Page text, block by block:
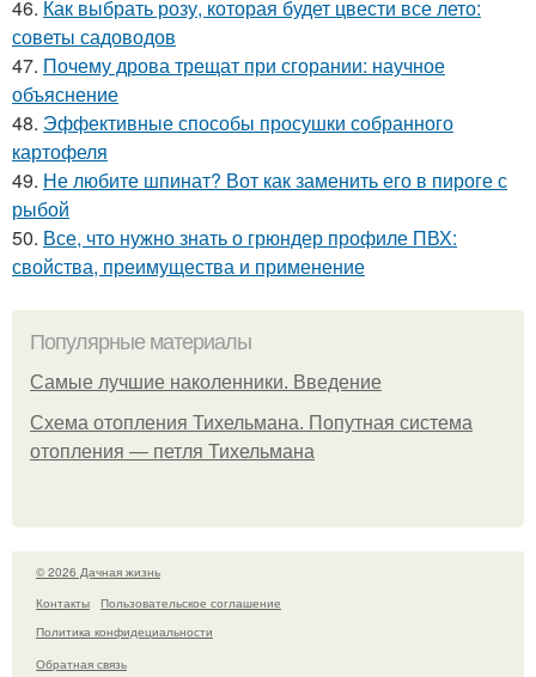
46. Как выбрать розу, которая будет цвести все лето:
советы садоводов
47. Почему дрова трещат при сгорании: научное
объяснение
48. Эффективные способы просушки собранного
картофеля
49. Не любите шпинат? Вот как заменить его в пироге с
рыбой
50. Все, что нужно знать о грюндер профиле ПВХ:
свойства, преимущества и применение
Популярные материалы
Самые лучшие наколенники. Введение
Схема отопления Тихельмана. Попутная система
отопления — петля Тихельмана
© 2026 Дачная жизнь
Контакты
Пользовательское соглашение
Политика конфидециальности
Обратная связь